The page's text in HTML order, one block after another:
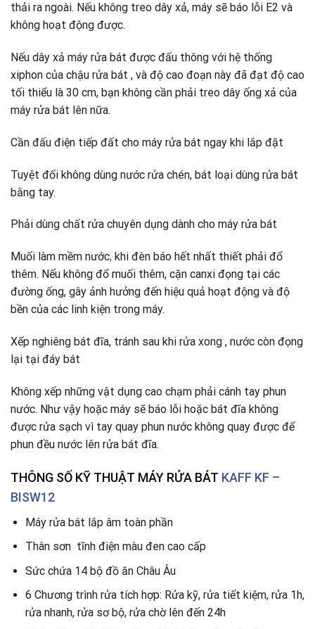
thải ra ngoài. Nếu không treo dây xả, máy sẽ báo lỗi E2 và
không hoạt động được.
Nếu dây xả máy rửa bát được đấu thông với hệ thống
xiphon của chậu rửa bát , và độ cao đoạn này đã đạt độ cao
tối thiểu là 30 cm, bạn không cần phải treo dây ống xả của
máy rửa bát lên nữa.
Cần đấu điện tiếp đất cho máy rửa bát ngay khi lắp đặt
Tuyệt đối không dùng nước rửa chén, bát loại dùng rửa bát
bằng tay.
Phải dùng chất rửa chuyên dụng dành cho máy rửa bát
Muối làm mềm nước, khi đèn báo hết nhất thiết phải đổ
thêm. Nếu không đổ muối thêm, cặn canxi đọng tại các
đường ống, gây ảnh hưởng đến hiệu quả hoạt động và độ
bền của các linh kiện trong máy.
Xếp nghiêng bát đĩa, tránh sau khi rửa xong , nước còn đọng
lại tại đáy bát
Không xếp những vật dụng cao chạm phải cánh tay phun
nước. Như vậy hoặc máy sẽ báo lỗi hoặc bát đĩa không
được rửa sạch vì tay quay phun nước không quay được để
phun đều nước lên rửa bát đĩa.
THÔNG SỐ KỸ THUẬT MÁY RỬA BÁT KAFF KF –
BISW12
Máy rửa bát lắp âm toàn phần
Thân sơn tĩnh điện màu đen cao cấp
Sức chứa 14 bộ đồ ăn Châu Âu
6 Chương trình rửa tích hợp: Rửa kỹ, rửa tiết kiệm, rửa 1h,
rửa nhanh, rửa sơ bộ, rửa chờ lên đến 24h